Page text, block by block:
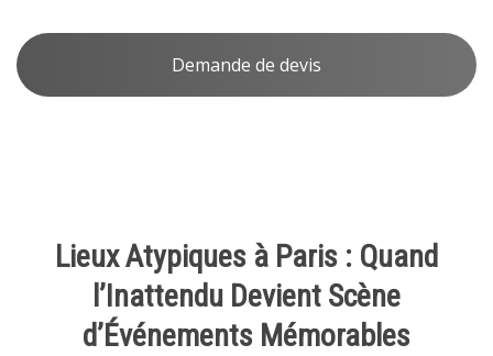
Demande de devis
Lieux Atypiques à Paris : Quand
l’Inattendu Devient Scène
d’Événements Mémorables